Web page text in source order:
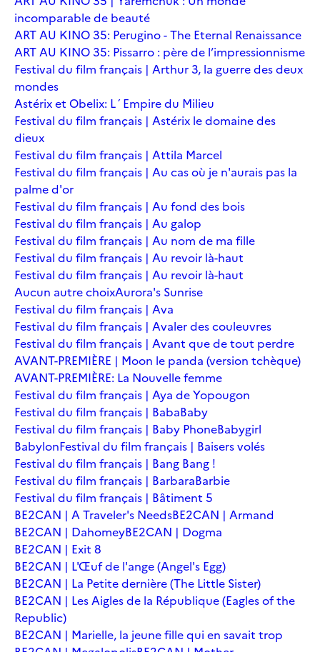
incomparable de beauté
ART AU KINO 35: Perugino - The Eternal Renaissance
ART AU KINO 35: Pissarro : père de l’impressionnisme
Festival du film français | Arthur 3, la guerre des deux
mondes
Astérix et Obelix: L´Empire du Milieu
Festival du film français | Astérix le domaine des
dieux
Festival du film français | Attila Marcel
Festival du film français | Au cas où je n'aurais pas la
palme d'or
Festival du film français | Au fond des bois
Festival du film français | Au galop
Festival du film français | Au nom de ma fille
Festival du film français | Au revoir là-haut
Festival du film français | Au revoir là-haut
Aucun autre choixAurora's Sunrise
Festival du film français | Ava
Festival du film français | Avaler des couleuvres
Festival du film français | Avant que de tout perdre
AVANT-PREMIÈRE | Moon le panda (version tchèque)
AVANT-PREMIÈRE: La Nouvelle femme
Festival du film français | Aya de Yopougon
Festival du film français | BabaBaby
Festival du film français | Baby PhoneBabygirl
BabylonFestival du film français | Baisers volés
Festival du film français | Bang Bang !
Festival du film français | BarbaraBarbie
Festival du film français | Bâtiment 5
BE2CAN | A Traveler's NeedsBE2CAN | Armand
BE2CAN | DahomeyBE2CAN | Dogma
BE2CAN | Exit 8
BE2CAN | L'Œuf de l'ange (Angel's Egg)
BE2CAN | La Petite dernière (The Little Sister)
BE2CAN | Les Aigles de la République (Eagles of the
Republic)
BE2CAN | Marielle, la jeune fille qui en savait trop